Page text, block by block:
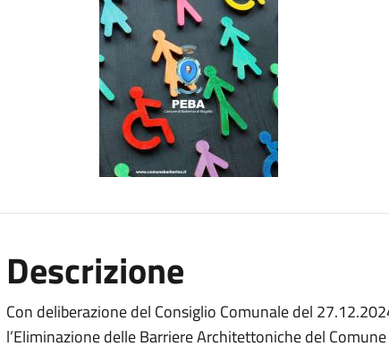
Descrizione
Con deliberazione del Consiglio Comunale del
l’Eliminazione delle Barriere Architettoniche del